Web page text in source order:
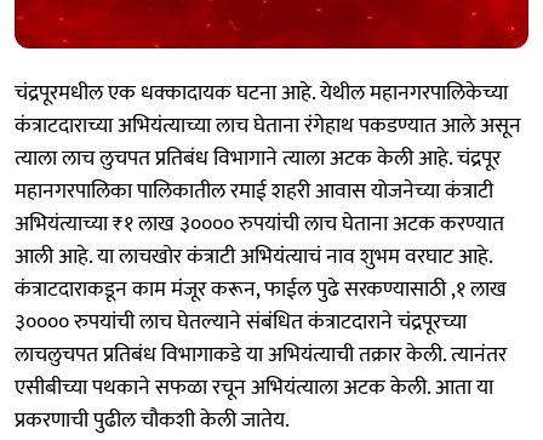
चंद्रपूरमधील एक धक्कादायक घटना आहे. येथील महानगरपालिकेच्या
कंत्राटदाराच्या अभियंत्याच्या लाच घेताना रंगेहाथ पकडण्यात आले असून
त्याला लाच लुचपत प्रतिबंध विभागाने त्याला अटक केली आहे. चंद्रपूर
महानगरपालिका पालिकातील रमाई शहरी आवास योजनेच्या कंत्राटी
अभियंत्याच्या ₹१ लाख ३०००० रुपयांची लाच घेताना अटक करण्यात
आली आहे. या लाचखोर कंत्राटी अभियंत्याचं नाव शुभम वरघाट आहे.
कंत्राटदाराकडून काम मंजूर करून, फाईल पुढे सरकण्यासाठी ,१ लाख
३०००० रुपयांची लाच घेतल्याने संबंधित कंत्राटदाराने चंद्रपूरच्या
लाचलुचपत प्रतिबंध विभागाकडे या अभियंत्याची तक्रार केली. त्यानंतर
एसीबीच्या पथकाने सफळा रचून अभियंत्याला अटक केली. आता या
प्रकरणाची पुढील चौकशी केली जातेय.